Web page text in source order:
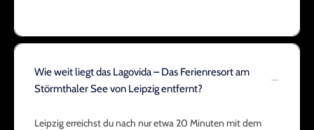
Wie weit liegt das Lagovida – Das Ferienresort am
Störmthaler See von Leipzig entfernt?
Leipzig erreichst du nach nur etwa 20 Minuten mit dem